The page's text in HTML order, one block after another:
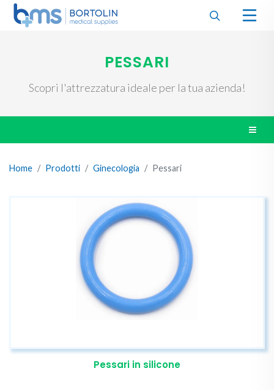
PESSARI
Scopri l'attrezzatura ideale per la tua azienda!
Home Prodotti Ginecologia Pessari
Pessari in silicone